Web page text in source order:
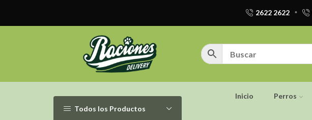
2622 2622
Todos los Productos
Inicio Perros